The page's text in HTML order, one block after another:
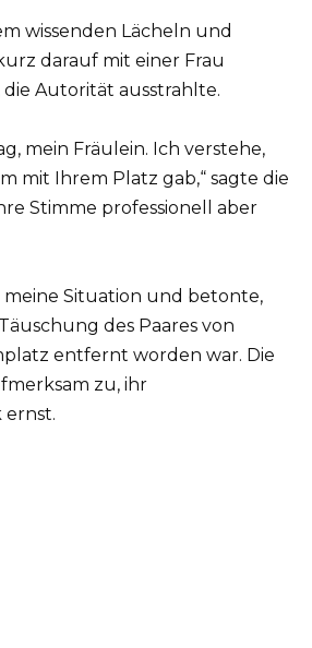
wissenden Lächeln und
darauf mit einer Frau
Autorität ausstrahlte.
mein Fräulein. Ich verstehe,
mit Ihrem Platz gab,“ sagte die
Stimme professionell aber
Situation und betonte,
des Paares von
entfernt worden war. Die
zu, ihr
ernst.